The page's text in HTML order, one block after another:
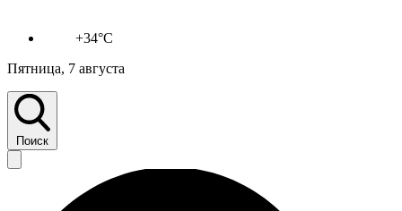
+34°C
Пятница, 7 августа
Поиск